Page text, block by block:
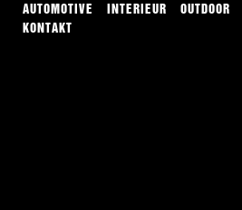
AUTOMOTIVE
INTERIEUR OUTDOOR
KONTAKT